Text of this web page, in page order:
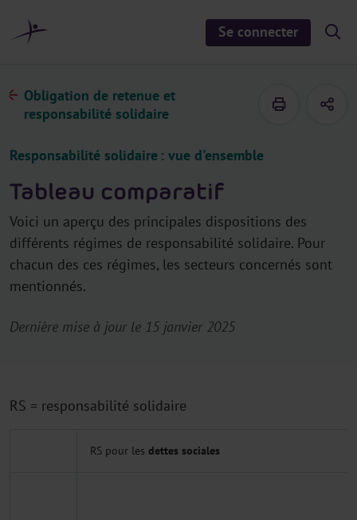
Se connecter
S
i
Obligation de retenue et
responsabilité solidaire
Responsabilité solidaire : vue d'ensemble
Tableau comparatif
Voici un aperçu des principales dispositions des
différents régimes de responsabilité solidaire. Pour
chacun des ces régimes, les secteurs concernés sont
mentionnés.
Dernière mise à jour le 15 janvier 2025
RS = responsabilité solidaire
RS pour les dettes sociales